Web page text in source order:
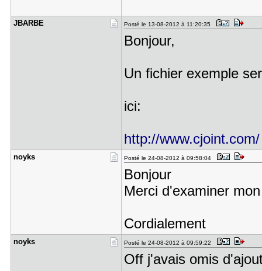
JBARBE Posté le 13-08-2012 à 11:20:35
Bonjour,
Un fichier exemple
ici:
http://www.cjoint.com/
noyks Posté le 24-08-2012 à 09:58:04
Bonjour
Merci d'examiner
Cordialement
noyks Posté le 24-08-2012 à 09:59:22
Off j'avais omis